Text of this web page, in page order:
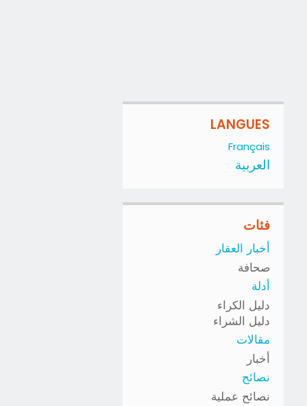
LANGUES
Français
العربية
فئات
أخبار العقار
صحافة
أدلة
دليل الكراء
دليل الشراء
مقالات
أخبار
نصائح
نصائح عملية